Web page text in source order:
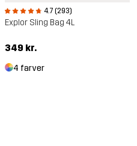
4.7 (293)
Explor Sling Bag 4L
349 kr.
4 farver